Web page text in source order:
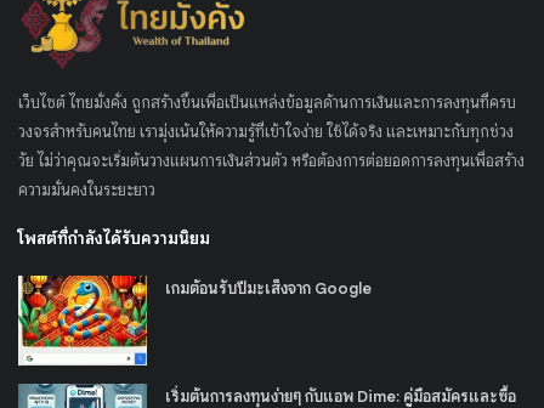
เว็บไซต์ ไทยมั่งคั่ง ถูกสร้างขึ้นเพื่อเป็นแหล่งข้อมูลด้านการเงินและการลงทุนที่ครบ
วงจรสำหรับคนไทย เรามุ่งเน้นให้ความรู้ที่เข้าใจง่าย ใช้ได้จริง และเหมาะกับทุกช่วง
วัย ไม่ว่าคุณจะเริ่มต้นวางแผนการเงินส่วนตัว หรือต้องการต่อยอดการลงทุนเพื่อสร้าง
ความมั่นคงในระยะยาว
โพสต์ที่กำลังได้รับความนิยม
เกมต้อนรับปีมะเส็งจาก Google
เริ่มต้นการลงทุนง่ายๆ กับแอพ Dime: คู่มือสมัครและซื้อ